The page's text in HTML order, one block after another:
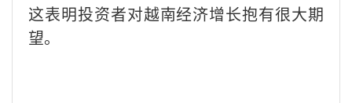
这表明投资者对越南经济增长抱有很大期
望。